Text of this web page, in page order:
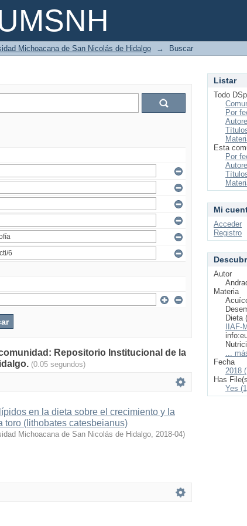
Michoacana de San Nicolás de Hidalgo → Buscar
Repositorio Institucional de la
(0.05 segundos)
en la dieta sobre el crecimiento y la
toro (lithobates catesbeianus)
Michoacana de San Nicolás de Hidalgo, 2018-04)
Listar
Todo
Por
Esta
Por
Mi
Acceder
Registro
Autor
Materia
Dieta
IIAF-
...
Fecha
2018
Has
Yes